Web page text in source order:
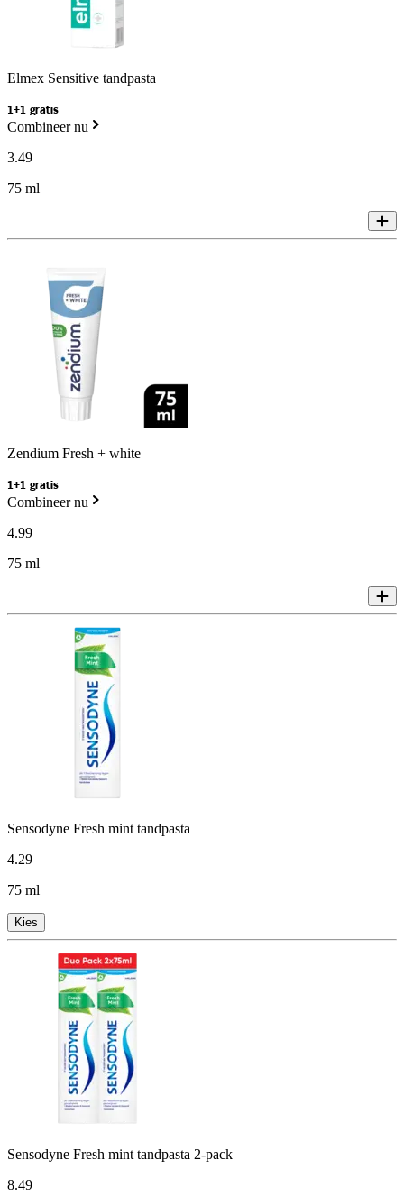
Elmex Sensitive tandpasta
1+1 gratis
Combineer nu
3.49
75 ml
Zendium Fresh + white
1+1 gratis
Combineer nu
4.99
75 ml
Sensodyne Fresh mint tandpasta
4.29
75 ml
Kies
Sensodyne Fresh mint tandpasta 2-pack
8.49